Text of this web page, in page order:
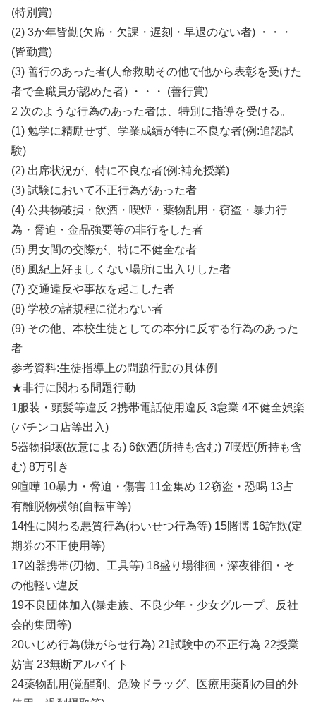
(特別賞)
(2) 3か年皆勤(欠席・欠課・遅刻・早退のない者) ・・・
(皆勤賞)
(3) 善行のあった者(人命救助その他で他から表彰を受けた
者で全職員が認めた者) ・・・ (善行賞)
2 次のような行為のあった者は、特別に指導を受ける。
(1) 勉学に精励せず、学業成績が特に不良な者(例:追認試
験)
(2) 出席状況が、特に不良な者(例:補充授業)
(3) 試験において不正行為があった者
(4) 公共物破損・飲酒・喫煙・薬物乱用・窃盗・暴力行
為・脅迫・金品強要等の非行をした者
(5) 男女間の交際が、特に不健全な者
(6) 風紀上好ましくない場所に出入りした者
(7) 交通違反や事故を起こした者
(8) 学校の諸規程に従わない者
(9) その他、本校生徒としての本分に反する行為のあった
者
参考資料:生徒指導上の問題行動の具体例
★非行に関わる問題行動
1服装・頭髪等違反 2携帯電話使用違反 3怠業 4不健全娯楽
(パチンコ店等出入)
5器物損壊(故意による) 6飲酒(所持も含む) 7喫煙(所持も含
む) 8万引き
9喧嘩 10暴力・脅迫・傷害 11金集め 12窃盗・恐喝 13占
有離脱物横領(自転車等)
14性に関わる悪質行為(わいせつ行為等) 15賭博 16詐欺(定
期券の不正使用等)
17凶器携帯(刃物、工具等) 18盛り場徘徊・深夜徘徊・そ
の他軽い違反
19不良団体加入(暴走族、不良少年・少女グループ、反社
会的集団等)
20いじめ行為(嫌がらせ行為) 21試験中の不正行為 22授業
妨害 23無断アルバイト
24薬物乱用(覚醒剤、危険ドラッグ、医療用薬剤の目的外